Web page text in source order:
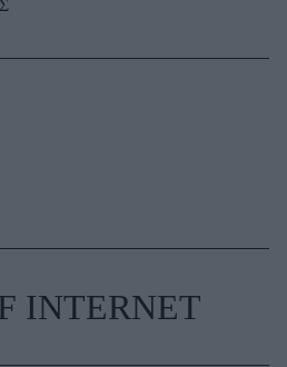
INTERNET